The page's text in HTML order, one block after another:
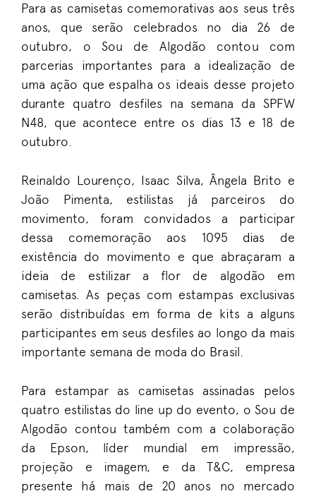
Para as camisetas comemorativas aos seus três
anos, que serão celebrados no dia 26 de
outubro, o Sou de Algodão contou com
parcerias importantes para a idealização de
uma ação que espalha os ideais desse projeto
durante quatro desfiles na semana da SPFW
N48, que acontece entre os dias 13 e 18 de
outubro.
Reinaldo Lourenço, Isaac Silva, Ângela Brito e
João Pimenta, estilistas já parceiros do
movimento, foram convidados a participar
dessa comemoração aos 1095 dias de
existência do movimento e que abraçaram a
ideia de estilizar a flor de algodão em
camisetas. As peças com estampas exclusivas
serão distribuídas em forma de kits a alguns
participantes em seus desfiles ao longo da mais
importante semana de moda do Brasil.
Para estampar as camisetas assinadas pelos
quatro estilistas do line up do evento, o Sou de
Algodão contou também com a colaboração
da Epson, líder mundial em impressão,
projeção e imagem, e da T&C, empresa
presente há mais de 20 anos no mercado